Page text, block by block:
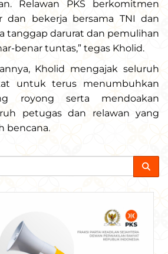
Relawan PKS berkomitmen
bekerja bersama TNI dan
tanggap darurat dan pemulihan
benar tuntas,” tegas Kholid.
Kholid mengajak seluruh
untuk terus menumbuhkan
royong serta mendoakan
petugas dan relawan yang
bencana.